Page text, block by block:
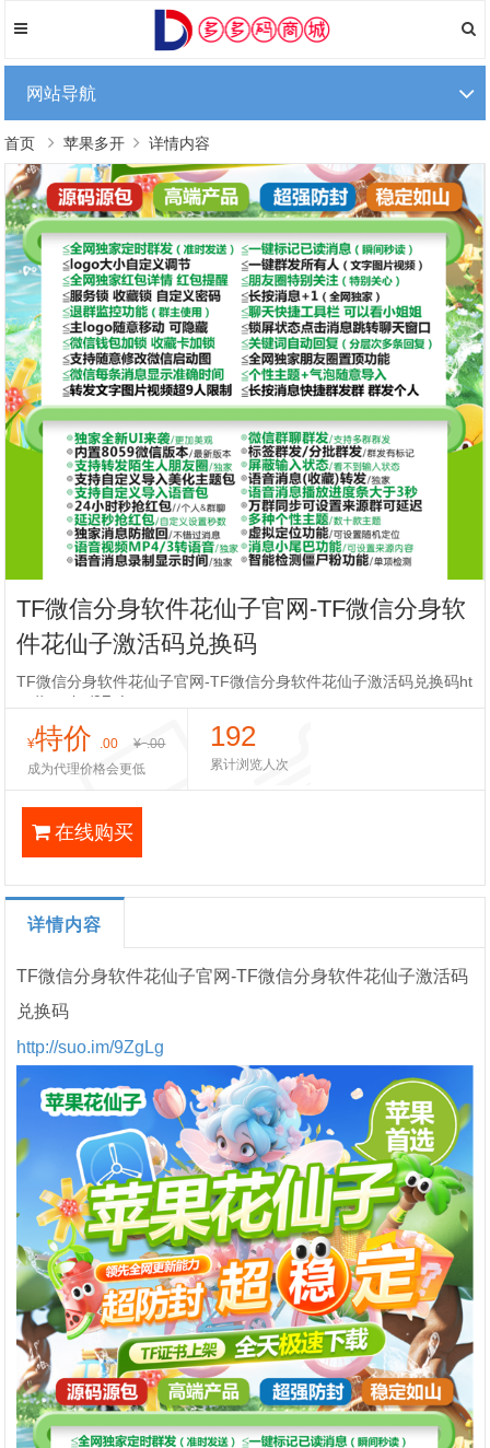
网站导航
首页 苹果多开 详情内容
TF微信分身软件花仙子官网-TF微信分身软
件花仙子激活码兑换码
TF微信分身软件花仙子官网-TF微信分身软件花仙子激活码兑换码ht
tp://suo.im/9ZgLg
¥特价 .00 ¥ .00
成为代理价格会更低
192
累计浏览人次
在线购买
详情内容
TF微信分身软件花仙子官网-TF微信分身软件花仙子激活码
兑换码
http://suo.im/9ZgLg